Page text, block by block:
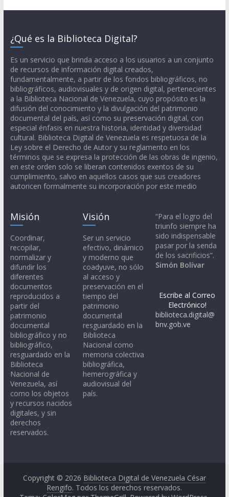
¿Qué es la Biblioteca Digital?
Es un servicio que brinda acceso a los usuarios a un conjunto
de recursos de información digital creados,
fundamentalmente, a partir de los fondos bibliográficos, no
bibliográficos, audiovisuales y de origen digital, pertenecientes
a la Biblioteca Nacional de Venezuela, cuyo propósito es la
difusión del conocimiento y la divulgación del patrimonio
documental del país, así como su preservación digital, con
especial énfasis en nuestra historia, identidad y diversidad
cultural. Biblioteca Digital de Venezuela es respetuosa de la
Ley sobre el Derecho de Autor y su reglamento en los
términos que se expresa la protección de las obras de ingenio,
en este orden solo se liberan contenidos exentos de su
cumplimiento, salvo en aquellos casos que sus creadores
autoricen formalmente su incorporación por este medio
Misión
Coordinar,
recopilar,
normalizar y
difundir los
diferentes
documentos
reproducidos a
partir del
patrimonio
documental
bibliográfico y no
bibliográfico,
resguardado en la
Biblioteca
Nacional de
Venezuela, así
como los objetos
y recursos nacidos
digitales, y sin
derechos
reservados.
Visión
Ser un servicio
efectivo, dinámico
y moderno que
coadyuve, no sólo
al acceso y
preservación en el
tiempo del
patrimonio
documental
resguardado en la
Biblioteca
Nacional como
memoria colectiva
bibliográfica,
hemerográfica y
audiovisual del
país.
“Para el logro del
triunfo siempre ha
sido indispensable
pasar por la senda
de los sacrificios”.
Simón Bolívar
Escribe al Correo
Electrónico!
biblioteca.digital@
bnv.gob.ve
Copyright © 2026 Biblioteca Digital de Venezuela César
Rengifo. Todos los derechos reservados.